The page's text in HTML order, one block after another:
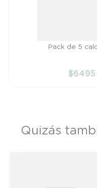
Pack de 5
$6495
Quizás